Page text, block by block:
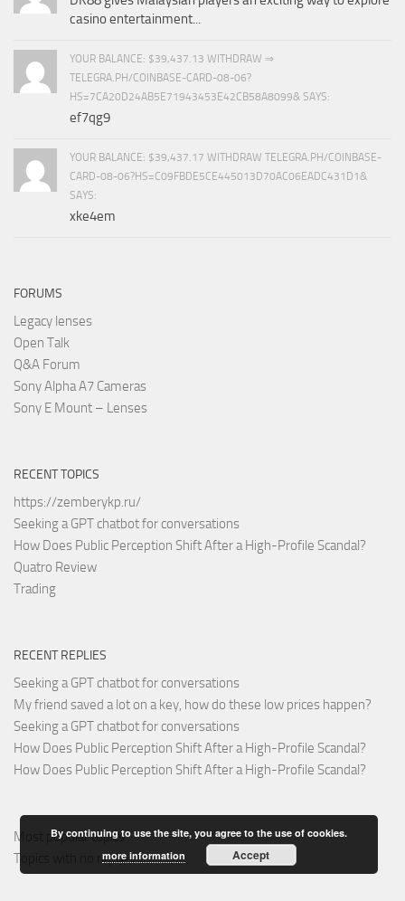
casino entertainment...
YOUR BALANCE: $39,437.13 WITHDRAW ⇒
TELEGRA.PH/COINBASE-CARD-08-06?
HS=7CA20D24AB5E71943453E42CB58A8099& SAYS:
ef7qg9
YOUR BALANCE: $39,437.17 WITHDRAW TELEGRA.PH/COINBASE-
CARD-08-06?HS=C09FBDE5CE445013D70AC06EADC431D1&
SAYS:
xke4em
FORUMS
Legacy lenses
Open Talk
Q&A Forum
Sony Alpha A7 Cameras
Sony E Mount – Lenses
RECENT TOPICS
https://zemberykp.ru/
Seeking a GPT chatbot for conversations
How Does Public Perception Shift After a High-Profile Scandal?
Quatro Review
Trading
RECENT REPLIES
Seeking a GPT chatbot for conversations
My friend saved a lot on a key, how do these low prices happen?
Seeking a GPT chatbot for conversations
How Does Public Perception Shift After a High-Profile Scandal?
How Does Public Perception Shift After a High-Profile Scandal?
Most popular topics
Topics with no replies
By continuing to use the site, you agree to the use of cookies.
more information
Accept